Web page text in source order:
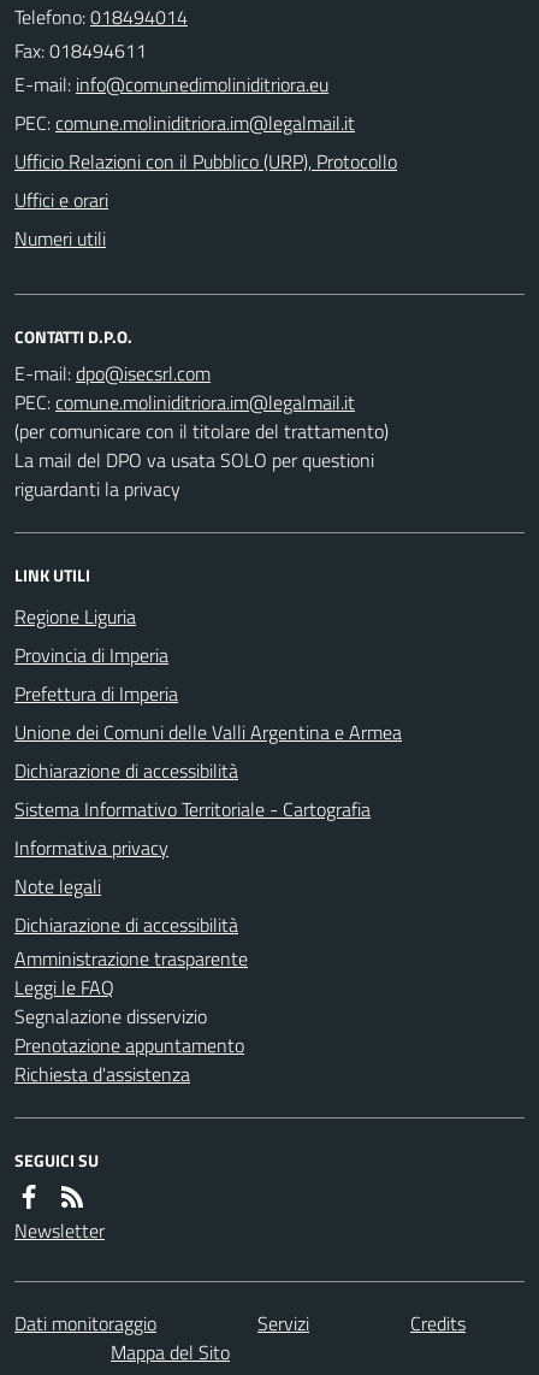
Telefono:018494014
Fax: 018494611
E-mail:
PEC:
Ufficio Relazioni con il Pubblico (URP), Protocollo
Uffici e orari
Numeri utili
CONTATTI D.P.O.
E-mail:
PEC:
(per comunicare con il titolare del trattamento)
La mail del DPO va usata SOLO per questioni
riguardanti la privacy
LINK UTILI
Regione Liguria
Provincia di Imperia
Prefettura di Imperia
Unione dei Comuni delle Valli Argentina e Armea
Dichiarazione di accessibilità
Sistema Informativo Territoriale - Cartografia
Informativa privacy
Note legali
Dichiarazione di accessibilità
Amministrazione trasparente
Leggi le FAQ
Segnalazione disservizio
Prenotazione appuntamento
Richiesta d'assistenza
SEGUICI SU
Newsletter
Dati monitoraggio Servizi
Credits
Mappa del Sito